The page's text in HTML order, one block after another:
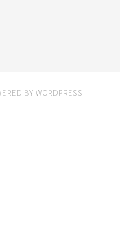
BY WORDPRESS